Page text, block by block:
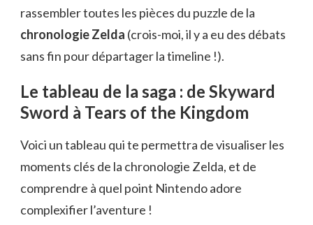
rassembler toutes les pièces du puzzle de la
chronologie Zelda (crois-moi, il y a eu des débats
sans fin pour départager la timeline !).
Le tableau de la saga : de Skyward
Sword à Tears of the Kingdom
Voici un tableau qui te permettra de visualiser les
moments clés de la chronologie Zelda, et de
comprendre à quel point Nintendo adore
complexifier l’aventure !